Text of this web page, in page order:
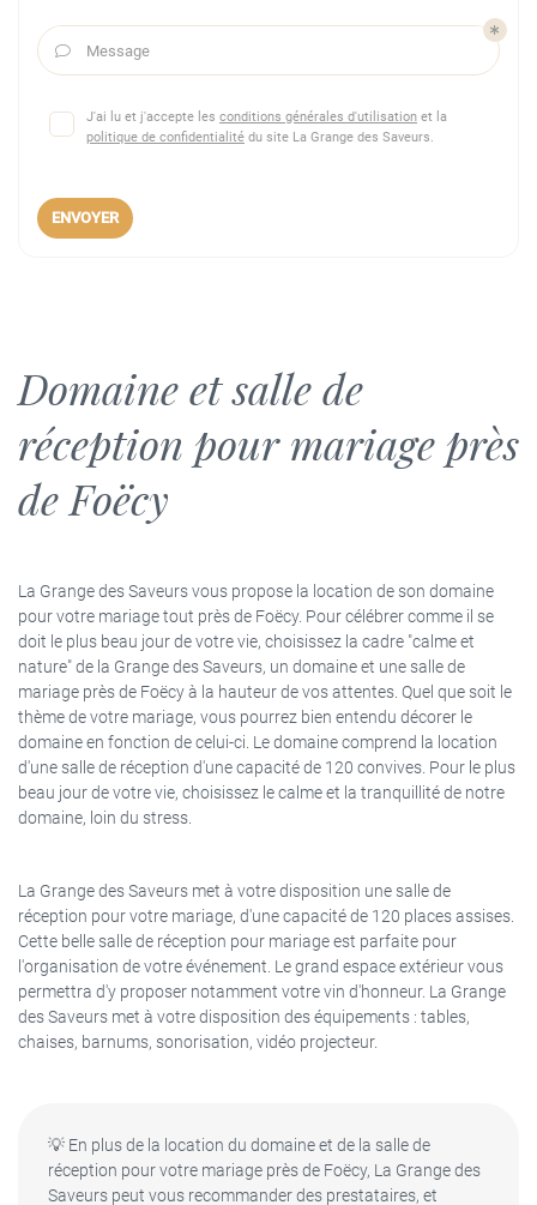
Navigation
ACCUEIL 06 67 12 26
 Message
J'ai lu et j'accepte les conditions générales d'utilisation et la
politique de confidentialité du site La Grange des Saveurs
ENVOYER
Domaine et salle de
réception pour mariage près
de Foëcy
La Grange des Saveurs vous propose la location de son domaine
pour votre mariage tout près de Foëcy. Pour célébrer comme il se
doit le plus beau jour de votre vie, choisissez la cadre "calme et
nature" de la Grange des Saveurs, un domaine et une salle de
mariage près de Foëcy à la hauteur de vos attentes. Quel que soit le
thème de votre mariage, vous pourrez bien entendu décorer le
domaine en fonction de celui-ci. Le domaine comprend la location
d'une salle de réception d'une capacité de 120 convives. Pour le plus
beau jour de votre vie, choisissez le calme et la tranquillité de notre
domaine, loin du stress.
La Grange des Saveurs met à votre disposition une salle de
réception pour votre mariage, d'une capacité de 120 places assises.
Cette belle salle de réception pour mariage est parfaite pour
l'organisation de votre événement. Le grand espace extérieur vous
permettra d'y proposer notamment votre vin d'honneur. La Grange
des Saveurs met à votre disposition des équipements : tables,
chaises, barnums, sonorisation, vidéo projecteur.
💡 En plus de la location du domaine et de la salle de
réception pour votre mariage près de Foëcy, La Grange des
Saveurs peut vous recommander des prestataires, et